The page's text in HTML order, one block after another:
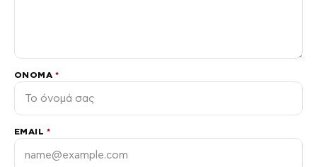
ΌΝΟΜΑ *
EMAIL *